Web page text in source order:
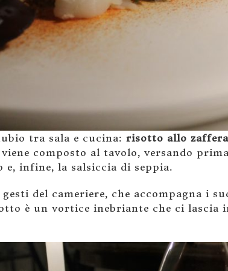
tra sala e cucina: risotto allo
composto al tavolo, versando
infine, la salsiccia di seppia.
del cameriere, che accompagna i
è un vortice inebriante che ci lascia